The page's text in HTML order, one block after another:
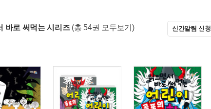
바로 써먹는 시리즈 (총 54권 모두보기) 신간알림 신청